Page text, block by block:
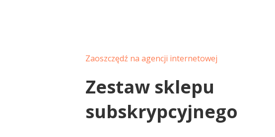
Zaoszczędź na agencji internetowej
Zestaw sklepu
subskrypcyjnego